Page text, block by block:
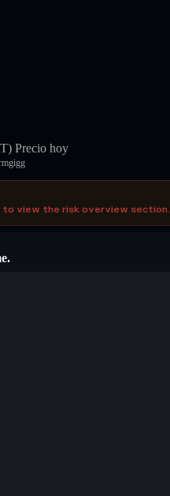
Precio hoy
to view the risk overview section.